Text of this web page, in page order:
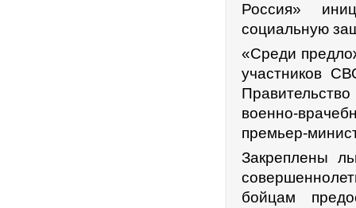
Россия»
социальную
«Среди
участников
военно-
премьер-
Закреплены
бойцам